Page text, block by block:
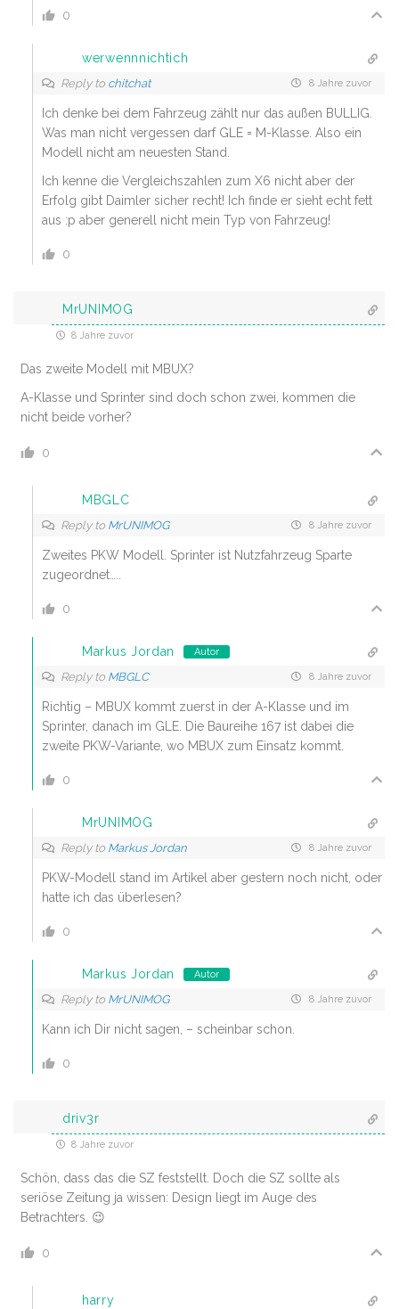
0
werwennnichtich
Reply to chitchat 8 Jahre zuvor
Ich denke bei dem Fahrzeug zählt nur das außen BULLIG.
Was man nicht vergessen darf GLE = M-Klasse. Also ein
Modell nicht am neuesten Stand.
Ich kenne die Vergleichszahlen zum X6 nicht aber der
Erfolg gibt Daimler sicher recht! Ich finde er sieht echt fett
aus :p aber generell nicht mein Typ von Fahrzeug!
0
MrUNIMOG
8 Jahre zuvor
Das zweite Modell mit MBUX?
A-Klasse und Sprinter sind doch schon zwei, kommen die
nicht beide vorher?
0
MBGLC
Reply to MrUNIMOG 8 Jahre zuvor
Zweites PKW Modell. Sprinter ist Nutzfahrzeug Sparte
zugeordnet…..
0
Markus Jordan Autor
Reply to MBGLC 8 Jahre zuvor
Richtig – MBUX kommt zuerst in der A-Klasse und im
Sprinter, danach im GLE. Die Baureihe 167 ist dabei die
zweite PKW-Variante, wo MBUX zum Einsatz kommt.
0
MrUNIMOG
Reply to Markus Jordan 8 Jahre zuvor
PKW-Modell stand im Artikel aber gestern noch nicht, oder
hatte ich das überlesen?
0
Markus Jordan Autor
Reply to MrUNIMOG 8 Jahre zuvor
Kann ich Dir nicht sagen, – scheinbar schon.
0
driv3r
8 Jahre zuvor
Schön, dass das die SZ feststellt. Doch die SZ sollte als
seriöse Zeitung ja wissen: Design liegt im Auge des
Betrachters. 😉
0
harry